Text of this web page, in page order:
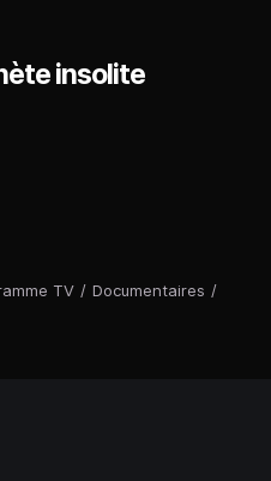
TV / Documentaires /
insolite